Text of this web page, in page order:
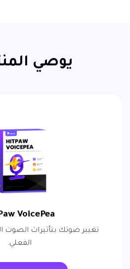
يوصي
VoicePea
تغيير صوتك بتأثيرات الصوت
الفعلي.